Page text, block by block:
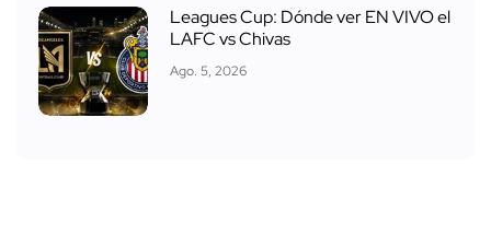
Leagues Cup: Dónde ver EN VIVO el
LAFC vs Chivas
Ago. 5, 2026